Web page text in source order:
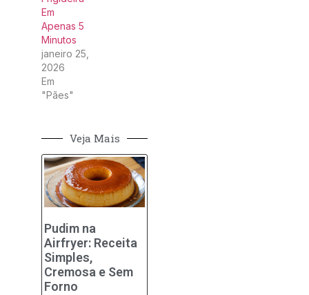
Em
Apenas 5
Minutos
janeiro 25,
2026
Em
"Pães"
Veja Mais
Pudim na
Airfryer: Receita
Simples,
Cremosa e Sem
Forno